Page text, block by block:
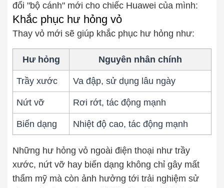
đổi "bộ cánh" mới cho chiếc Huawei của mình:
Khắc phục hư hỏng vỏ
Thay vỏ mới sẽ giúp khắc phục hư hỏng như:
Hư hỏng Nguyên nhân chính
Trầy xước Va đập, sử dụng lâu ngày
Nứt vỡ Rơi rớt, tác động mạnh
Biến dạng Nhiệt độ cao, tác động mạnh
Những hư hỏng vỏ ngoài điện thoại như trầy
xước, nứt vỡ hay biến dạng không chỉ gây mất
thẩm mỹ mà còn ảnh hưởng tới trải nghiệm sử